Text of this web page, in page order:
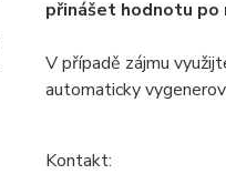
přinášet hodnotu po
V případě zájmu
automaticky
Kontakt: